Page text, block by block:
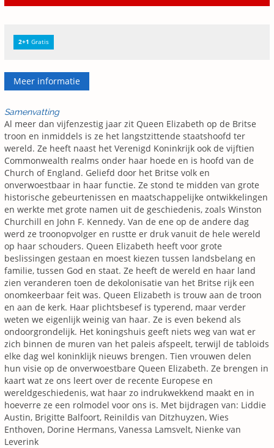
2+1 Gratis
Meer informatie
Samenvatting
Al meer dan vijfenzestig jaar zit Queen Elizabeth op de Britse
troon en inmiddels is ze het langstzittende staatshoofd ter
wereld. Ze heeft naast het Verenigd Koninkrijk ook de vijftien
Commonwealth realms onder haar hoede en is hoofd van de
Church of England. Geliefd door het Britse volk en
onverwoestbaar in haar functie. Ze stond te midden van grote
historische gebeurtenissen en maatschappelijke ontwikkelingen
en werkte met grote namen uit de geschiedenis, zoals Winston
Churchill en John F. Kennedy. Van de ene op de andere dag
werd ze troonopvolger en rustte er druk vanuit de hele wereld
op haar schouders. Queen Elizabeth heeft voor grote
beslissingen gestaan en moest kiezen tussen landsbelang en
familie, tussen God en staat. Ze heeft de wereld en haar land
zien veranderen toen de dekolonisatie van het Britse rijk een
onomkeerbaar feit was. Queen Elizabeth is trouw aan de troon
en aan de kerk. Haar plichtsbesef is typerend, maar verder
weten we eigenlijk weinig van haar. Ze is even bekend als
ondoorgrondelijk. Het koningshuis geeft niets weg van wat er
zich binnen de muren van het paleis afspeelt, terwijl de tabloids
elke dag wel koninklijk nieuws brengen. Tien vrouwen delen
hun visie op de onverwoestbare Queen Elizabeth. Ze brengen in
kaart wat ze ons leert over de recente Europese en
wereldgeschiedenis, wat haar zo indrukwekkend maakt en in
hoeverre ze een rolmodel voor ons is. Met bijdragen van: Liddie
Austin, Brigitte Balfoort, Reinildis van Ditzhuyzen, Wies
Enthoven, Dorine Hermans, Vanessa Lamsvelt, Nienke van
Leverink